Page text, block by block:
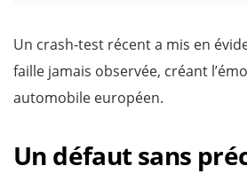
Un crash-test récent a mis en
faille jamais observée, créant
automobile européen.
Un défaut sans